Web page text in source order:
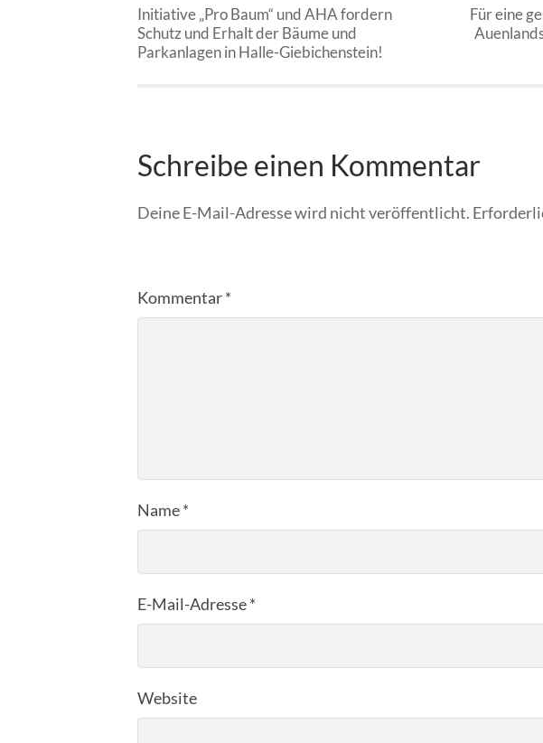
Initiative „Pro Baum“ und AHA fordern
Schutz und Erhalt der Bäume und
Parkanlagen in Halle-Giebichenstein!
Für eine
Schreibe einen Kommentar
Deine E-Mail-Adresse wird nicht veröffentlicht.
Kommentar*
Name*
E-Mail-Adresse*
Website